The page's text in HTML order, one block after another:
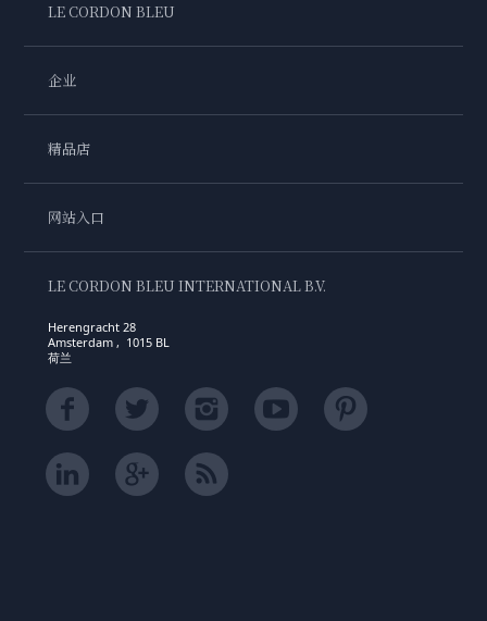
LE CORDON BLEU
企业
精品店
网站入口
LE CORDON BLEU INTERNATIONAL B.V.
Herengracht 28
Amsterdam , 1015 BL
荷兰